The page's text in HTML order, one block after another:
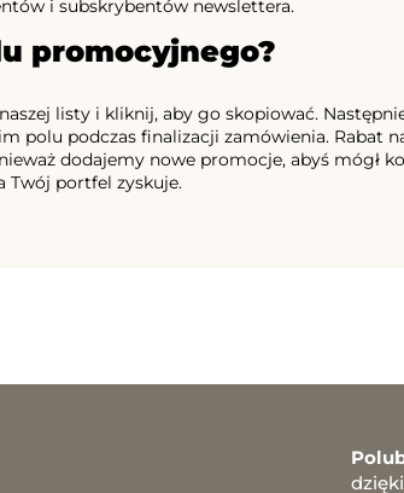
i subskrybentów newslettera.
promocyjnego?
listy i kliknij, aby go skopiować.
polu podczas finalizacji zamówienia. Rabat
dodajemy nowe promocje, abyś mógł
Twój portfel zyskuje.